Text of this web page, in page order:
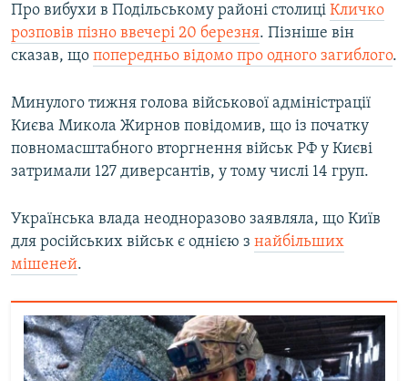
Про вибухи в Подільському районі столиці Кличко
розповів пізно ввечері 20 березня. Пізніше він
сказав, що попередньо відомо про одного загиблого.
Минулого тижня голова військової адміністрації
Києва Микола Жирнов повідомив, що із початку
повномасштабного вторгнення військ РФ у Києві
затримали 127 диверсантів, у тому числі 14 груп.
Українська влада неодноразово заявляла, що Київ
для російських військ є однією з найбільших
мішеней.